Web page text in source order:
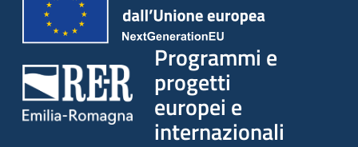
Programmi e
progetti
europei e
internazionali